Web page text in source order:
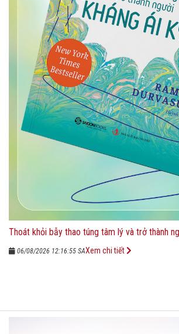
Thoát khỏi bẫy thao túng tâm lý và trở thành
06/08/2026 12:16:55 SAXem chi tiết